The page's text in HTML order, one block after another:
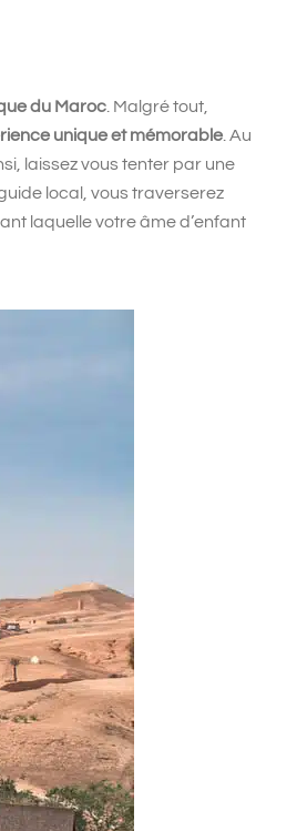
du Maroc. Malgré tout,
unique et mémorable. Au
laissez vous tenter par une
local, vous traverserez
laquelle votre âme d’enfant